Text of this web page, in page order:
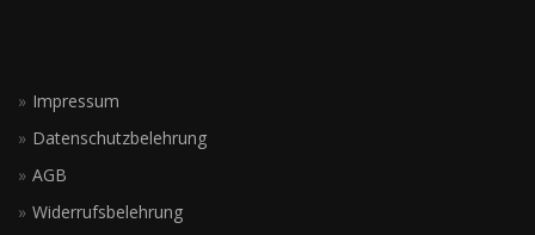
Impressum
Datenschutzbelehrung
AGB
Widerrufsbelehrung